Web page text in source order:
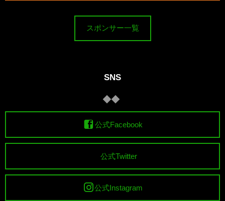
スポンサー一覧
SNS
公式Facebook
公式Twitter
公式Instagram